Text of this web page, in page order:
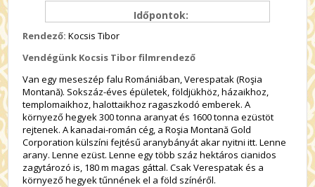
Időpontok:
Rendező: Kocsis Tibor
Vendégünk Kocsis Tibor filmrendező
Van egy meseszép falu Romániában, Verespatak (Roşia
Montană). Sokszáz-éves épületek, földjükhöz, házaikhoz,
templomaikhoz, halottaikhoz ragaszkodó emberek. A
környező hegyek 300 tonna aranyat és 1600 tonna ezüstöt
rejtenek. A kanadai-román cég, a Roşia Montană Gold
Corporation külszíni fejtésű aranybányát akar nyitni itt. Lenne
arany. Lenne ezüst. Lenne egy több száz hektáros cianidos
zagytározó is, 180 m magas gáttal. Csak Verespatak és a
környező hegyek tűnnének el a föld színéről.